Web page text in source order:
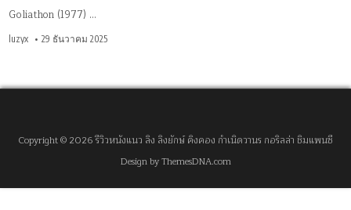
Goliathon (1977) …
luzyx 29 ธันวาคม 2025
Copyright © 2026 รีวิวหนังแนว ลิง ลิงยักษ์ คิงคอง กำเนิดวานร กอริลล่า ชิมแพนซี
Design by ThemesDNA.com